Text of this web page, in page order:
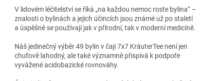
V lidovém léčitelství se říká „na každou nemoc roste bylina“ –
znalosti o bylinách a jejich účincích jsou známé už po staletí
a úspěšně se používají jak v přírodní, tak v moderní medicíně.
Náš jedinečný výběr 49 bylin v čaji 7x7 KräuterTee není jen
chuťově lahodný, ale také významně přispívá k podpoře
vyvážené acidobazické rovnováhy.